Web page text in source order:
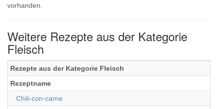
vorhanden.
Weitere Rezepte aus der Kategorie
Fleisch
Rezepte aus der Kategorie Fleisch
Rezeptname
Chili-con-carne